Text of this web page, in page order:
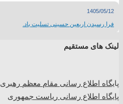
1405/05/12
فرا رسیدن اربعین حسینی تسلیت باد.
لینک های مستقیم
پایگاه اطلاع رسانی مقام معظم رهبری
پایگاه اطلاع رسانی ریاست جمهوری